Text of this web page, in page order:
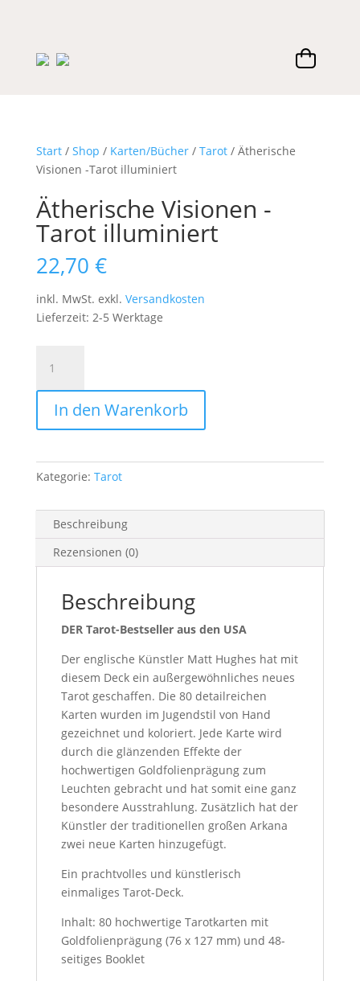
Start/ Shop / Karten/Bücher/ Tarot/ Ätherische
Visionen -Tarot illuminiert
Ätherische Visionen -
Tarot illuminiert
22,70 €
inkl. MwSt. exkl. Versandkosten
Lieferzeit: 2-5 Werktage
Visionen
-
Tarot
illuminiert
In den Warenkorb
Kategorie: Tarot
Beschreibung
Rezensionen (0)
Beschreibung
DER Tarot-Bestseller aus den USA
Der englische Künstler Matt Hughes hat mit
diesem Deck ein außergewöhnliches neues
Tarot geschaffen. Die 80 detailreichen
Karten wurden im Jugendstil von Hand
gezeichnet und koloriert. Jede Karte wird
durch die glänzenden Effekte der
hochwertigen Goldfolienprägung zum
Leuchten gebracht und hat somit eine ganz
besondere Ausstrahlung. Zusätzlich hat der
Künstler der traditionellen großen Arkana
zwei neue Karten hinzugefügt.
Ein prachtvolles und künstlerisch
einmaliges Tarot-Deck.
Inhalt: 80 hochwertige Tarotkarten mit
Goldfolienprägung (76 x 127 mm) und 48-
seitiges Booklet